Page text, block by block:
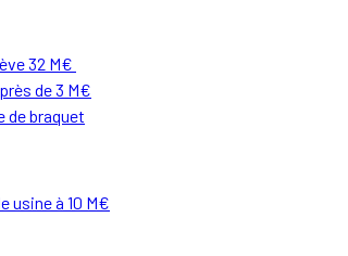
32 M€
de 3 M€
de braquet
usine à 10 M€